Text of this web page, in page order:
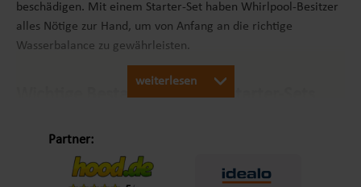
beschädigen. Mit einem Starter-Set haben Whirlpool-Besitzer
alles Nötige zur Hand, um von Anfang an die richtige
Wasserbalance zu gewährleisten.
Wichtige Bestandteile eines Starter-Sets
Ein gut zusammengestelltes
weiterlesen
Partner: